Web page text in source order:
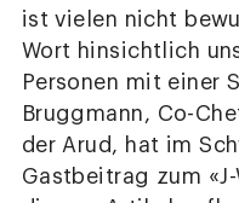
ist vielen nicht
Wort hinsichtlich
Personen mit einer
Bruggmann, Co-
der Arud, hat im
Gastbeitrag zum